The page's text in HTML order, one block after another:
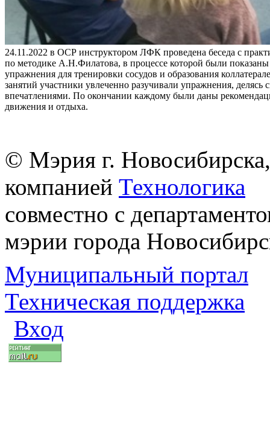
24.11.2022 в ОСР инструктором ЛФК проведена беседа с
по методике А.Н.Филатова, в процессе которой были
упражнения для тренировки сосудов и образования
занятий участники увлеченно разучивали упражнения, делясь
впечатлениями. По окончании каждому были даны
движения и отдыха.
© Мэрия г.
компанией Технологика
совместно с
мэрии города
Муниципальный портал
Техническая поддержка
Вход